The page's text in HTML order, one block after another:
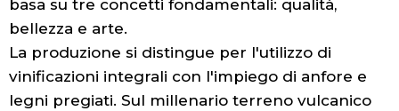
basa su tre concetti fondamentali: qualità,
bellezza e arte.
La produzione si distingue per l'utilizzo di
vinificazioni integrali con l'impiego di anfore e
legni pregiati. Sul millenario terreno vulcanico